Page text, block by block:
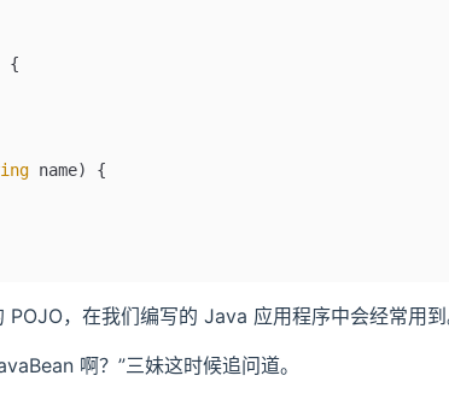
{
name)
{
，在我们编写的 Java 应用程序中会经常用到
啊？”三妹这时候追问道。